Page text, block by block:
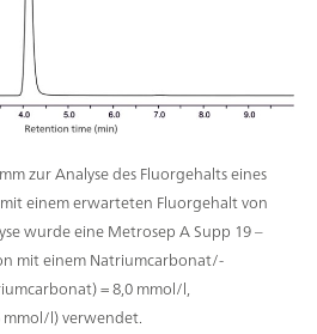
zur Analyse des Fluorgehalts eines
einem erwarteten Fluorgehalt von
wurde eine Metrosep A Supp 19 –
mit einem Natriumcarbonat/-
= 8,0 mmol/l,
l) verwendet.